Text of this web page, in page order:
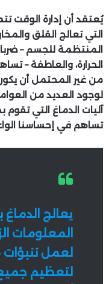
يُعتقد أن إدارة الوقت
التي تعالج القلق
المنتظمة للجسم –
الحرارة، والعاطفة –
من غير المحتمل أن يكون
لوجود العديد من
آليات الدماغ التي تقوم
تساهم في إحساسنا
يعالج
المعلومات
لعمل
لتعظيم